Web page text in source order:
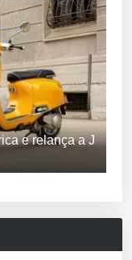
e relança a J